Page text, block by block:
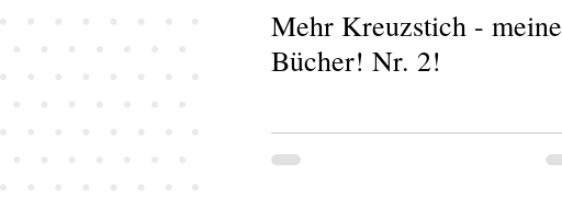
Mehr Kreuzstich - meine
Bücher! Nr. 2!